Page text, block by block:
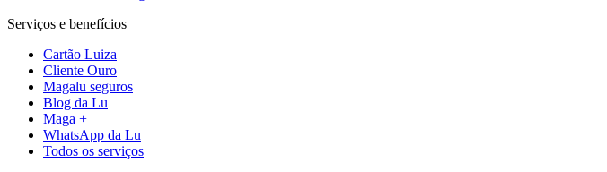
Serviços e benefícios
Cartão Luiza
Cliente Ouro
Magalu seguros
Blog da Lu
Maga +
WhatsApp da Lu
Todos os serviços